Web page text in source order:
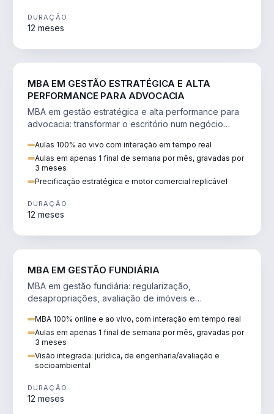
DURAÇÃO
12 meses
MBA EM GESTÃO ESTRATÉGICA E ALTA
PERFORMANCE PARA ADVOCACIA
MBA em gestão estratégica e alta performance para
advocacia: transformar o escritório num negócio
Aulas 100% ao vivo com interação em tempo real
Aulas em apenas 1 final de semana por mês, gravadas por
3 meses
Precificação estratégica e motor comercial replicável
DURAÇÃO
12 meses
MBA EM GESTÃO FUNDIÁRIA
MBA em gestão fundiária: regularização,
desapropriações, avaliação de imóveis e
MBA 100% online e ao vivo, com interação em tempo real
Aulas em apenas 1 final de semana por mês, gravadas por
3 meses
Visão integrada: jurídica, de engenharia/avaliação e
socioambiental
DURAÇÃO
12 meses